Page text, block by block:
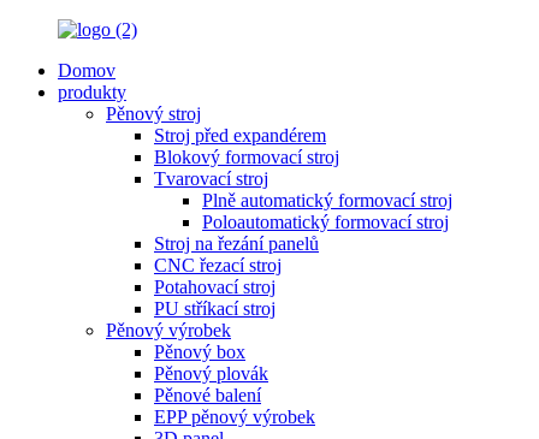
Domov
produkty
Pěnový stroj
Stroj před expandérem
Blokový formovací stroj
Tvarovací stroj
Plně automatický formovací stroj
Poloautomatický formovací stroj
Stroj na řezání panelů
CNC řezací stroj
Potahovací stroj
PU stříkací stroj
Pěnový výrobek
Pěnový box
Pěnový plovák
Pěnové balení
EPP pěnový výrobek